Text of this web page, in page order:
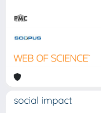
social impact